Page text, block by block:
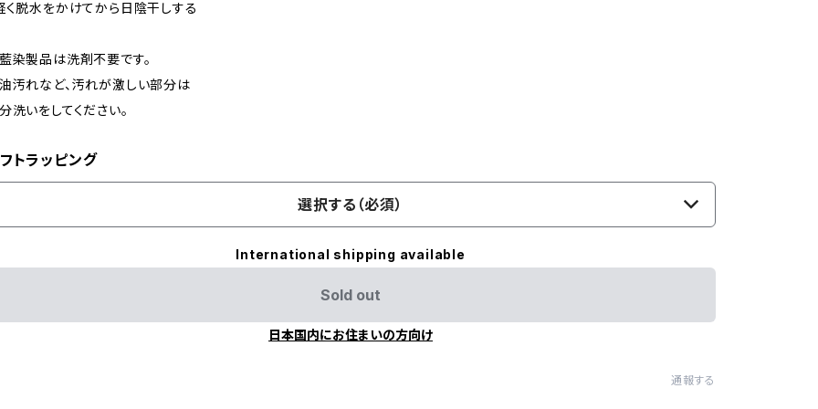
く脱水をかけてから日陰干しする
染製品は洗剤不要です。
汚れなど、汚れが激しい部分は
洗いをしてください。
トラッピング
選択する（必須）
International shipping available
Sold out
日本国内にお住まいの方向け
通報する